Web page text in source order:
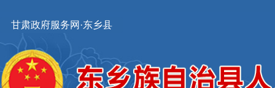
甘肃政府服务网·东乡县